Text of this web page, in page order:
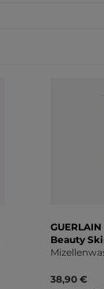
GUERLAIN
Beauty
38,90 €